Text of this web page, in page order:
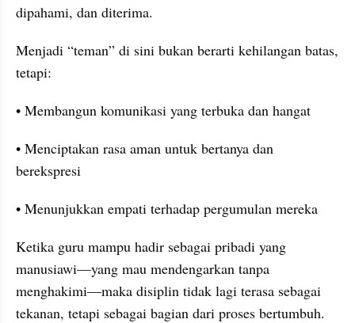
dipahami, dan diterima.
Menjadi “teman” di sini bukan berarti kehilangan batas,
tetapi:
• Membangun komunikasi yang terbuka dan hangat
• Menciptakan rasa aman untuk bertanya dan
berekspresi
• Menunjukkan empati terhadap pergumulan mereka
Ketika guru mampu hadir sebagai pribadi yang
manusiawi—yang mau mendengarkan tanpa
menghakimi—maka disiplin tidak lagi terasa sebagai
tekanan, tetapi sebagai bagian dari proses bertumbuh.